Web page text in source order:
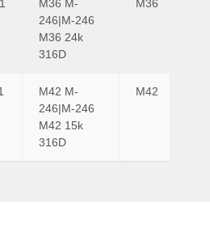
M36 M-
246|M-246
M36 24k
316D
M36
M42 M-
246|M-246
M42 15k
316D
M42